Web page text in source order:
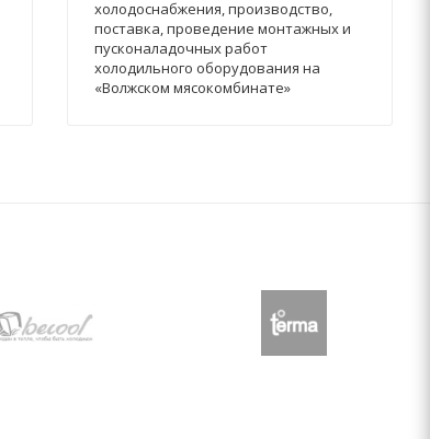
холодоснабжения, производство,
поставка, проведение монтажных и
пусконаладочных работ
холодильного оборудования на
«Волжском мясокомбинате»